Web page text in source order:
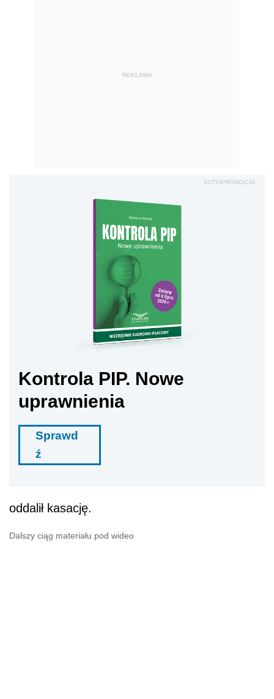
REKLAMA
AUTOPROMOCJA
Kontrola PIP. Nowe
uprawnienia
Sprawd
ź
oddalił kasację.
Dalszy ciąg materiału pod wideo